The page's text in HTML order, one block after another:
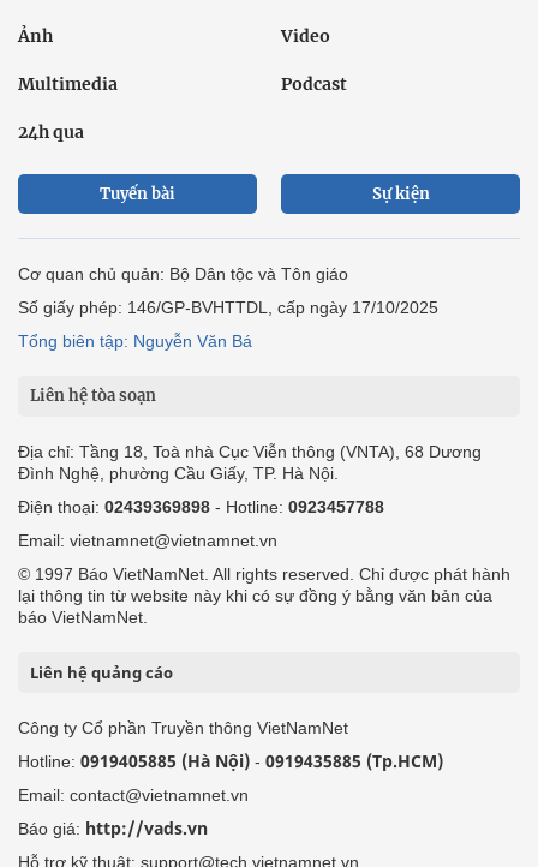
Ảnh Video
Multimedia Podcast
24h qua
Tuyến bài Sự kiện
Cơ quan chủ quản: Bộ Dân tộc và Tôn giáo
Số giấy phép: 146/GP-BVHTTDL, cấp ngày 17/10/2025
Tổng biên tập: Nguyễn Văn Bá
Liên hệ tòa soạn
Địa chỉ: Tầng 18, Toà nhà Cục Viễn thông (VNTA), 68 Dương
Đình Nghệ, phường Cầu Giấy, TP. Hà Nội.
Điện thoại: 02439369898 - Hotline: 0923457788
Email: vietnamnet@vietnamnet.vn
© 1997 Báo VietNamNet. All rights reserved. Chỉ được phát hành
lại thông tin từ website này khi có sự đồng ý bằng văn bản của
báo VietNamNet.
Liên hệ quảng cáo
Công ty Cổ phần Truyền thông VietNamNet
Hotline: 0919405885 (Hà Nội) - 0919435885 (Tp.HCM)
Email: contact@vietnamnet.vn
Báo giá: http://vads.vn
Hỗ trợ kỹ thuật: support@tech.vietnamnet.vn